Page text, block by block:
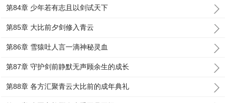
第84章 少年若有志且以剑试天下
第85章 大比前夕剑修入青云
第86章 雪猿吐人言一滴神秘灵血
第87章 守护剑前静默无声顾余生的成长
第88章 各方汇聚青云大比前的成年典礼